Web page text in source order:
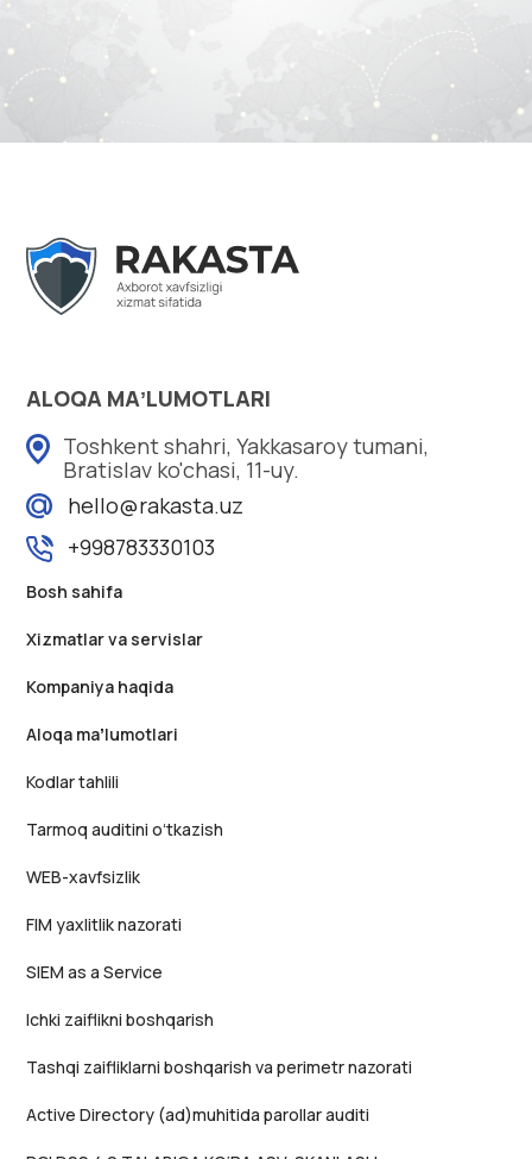
ALOQA MAʼLUMOTLARI
Toshkent shahri, Yakkasaroy tumani,
Bratislav ko'chasi, 11-uy.
hello@rakasta.uz
+998783330103
Bosh sahifa
Xizmatlar va servislar
Kompaniya haqida
Aloqa maʼlumotlari
Kodlar tahlili
Tarmoq auditini oʻtkazish
WEB-xavfsizlik
FIM yaxlitlik nazorati
SIEM as a Service
Ichki zaiflikni boshqarish
Tashqi zaifliklarni boshqarish va perimetr nazorati
Active Directory (ad)muhitida parollar auditi